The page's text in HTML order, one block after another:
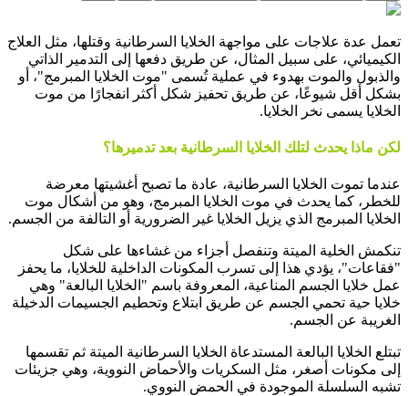
تعمل عدة علاجات على مواجهة الخلايا السرطانية وقتلها، مثل العلاج
الكيميائي، على سبيل المثال، عن طريق دفعها إلى التدمير الذاتي
والذبول والموت بهدوء في عملية تُسمى "موت الخلايا المبرمج"، أو
بشكل أقل شيوعًا، عن طريق تحفيز شكل أكثر انفجارًا من موت
الخلايا يسمى نخر الخلايا.
لكن ماذا يحدث لتلك الخلايا السرطانية بعد تدميرها؟
عندما تموت الخلايا السرطانية، عادة ما تصبح أغشيتها معرضة
للخطر، كما يحدث في موت الخلايا المبرمج، وهو من أشكال موت
الخلايا المبرمج الذي يزيل الخلايا غير الضرورية أو التالفة من الجسم.
تنكمش الخلية الميتة وتنفصل أجزاء من غشاءها على شكل
"فقاعات"، يؤدي هذا إلى تسرب المكونات الداخلية للخلايا، ما يحفز
عمل خلايا الجسم المناعية، المعروفة باسم "الخلايا البالعة" وهي
خلايا حية تحمي الجسم عن طريق ابتلاع وتحطيم الجسيمات الدخيلة
الغريبة عن الجسم.
تبتلع الخلايا البالعة المستدعاة الخلايا السرطانية الميتة ثم تقسمها
إلى مكونات أصغر، مثل السكريات والأحماض النووية، وهي جزيئات
تشبه السلسلة الموجودة في الحمض النووي.